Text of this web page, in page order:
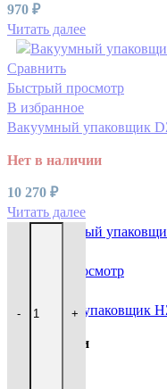
970 ₽
Читать далее
Сравнить
Быстрый просмотр
В избранное
Вакуумный упаковщик
Нет в наличии
10 270 ₽
Читать далее
Быстрый просмотр
Вакуумный упаковщик
В наличии
- +